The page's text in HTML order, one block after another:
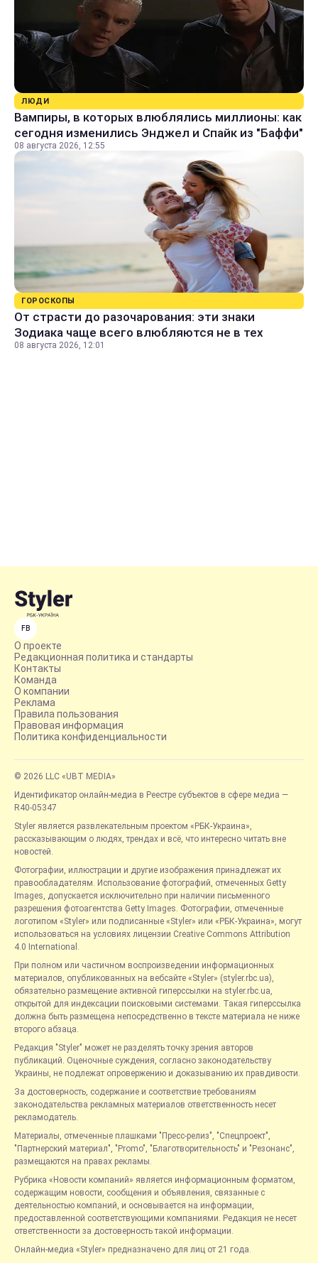
ЛЮДИ
Вампиры, в которых влюблялись миллионы: как
сегодня изменились Энджел и Спайк из "Баффи"
08 августа 2026, 12:55
ГОРОСКОПЫ
От страсти до разочарования: эти знаки
Зодиака чаще всего влюбляются не в тех
08 августа 2026, 12:01
FB
О проекте
Редакционная политика и стандарты
Контакты
Команда
О компании
Реклама
Правила пользования
Правовая информация
Политика конфиденциальности
© 2026 LLC «UBT MEDIA»
Идентификатор онлайн-медиа в Реестре субъектов в сфере медиа —
R40-05347
Styler является развлекательным проектом «РБК-Украина»,
рассказывающим о людях, трендах и всё, что интересно читать вне
новостей.
Фотографии, иллюстрации и другие изображения принадлежат их
правообладателям. Использование фотографий, отмеченных Getty
Images, допускается исключительно при наличии письменного
разрешения фотоагентства Getty Images. Фотографии, отмеченные
логотипом «Styler» или подписанные «Styler» или «РБК-Украина», могут
использоваться на условиях лицензии Creative Commons Attribution
4.0 International.
При полном или частичном воспроизведении информационных
материалов, опубликованных на вебсайте «Styler» (styler.rbc.ua),
обязательно размещение активной гиперссылки на styler.rbc.ua,
открытой для индексации поисковыми системами. Такая гиперссылка
должна быть размещена непосредственно в тексте материала не ниже
второго абзаца.
Редакция "Styler" может не разделять точку зрения авторов
публикаций. Оценочные суждения, согласно законодательству
Украины, не подлежат опровержению и доказыванию их правдивости.
За достоверность, содержание и соответствие требованиям
законодательства рекламных материалов ответственность несет
рекламодатель.
Материалы, отмеченные плашками "Пресс-релиз", "Спецпроект",
"Партнерский материал", "Promo", "Благотворительность" и "Резонанс",
размещаются на правах рекламы.
Рубрика «Новости компаний» является информационным форматом,
содержащим новости, сообщения и объявления, связанные с
деятельностью компаний, и основывается на информации,
предоставленной соответствующими компаниями. Редакция не несет
ответственности за достоверность такой информации.
Онлайн-медиа «Styler» предназначено для лиц от 21 года.